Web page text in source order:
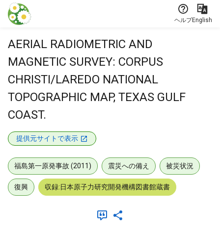
本文に飛ぶ
ヘルプEnglish
AERIAL RADIOMETRIC AND
MAGNETIC SURVEY: CORPUS
CHRISTI/LAREDO NATIONAL
TOPOGRAPHIC MAP, TEXAS GULF
COAST.
提供元サイトで表示
福島第一原発事故 (2011) 震災への備え 被災状況
復興 収録:日本原子力研究開発機構図書館蔵書